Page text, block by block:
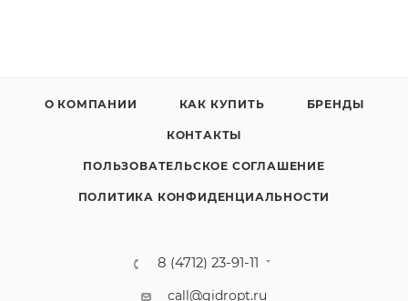
О КОМПАНИИ КАК КУПИТЬ БРЕНДЫ
КОНТАКТЫ
ПОЛЬЗОВАТЕЛЬСКОЕ СОГЛАШЕНИЕ
ПОЛИТИКА КОНФИДЕНЦИАЛЬНОСТИ
8 (4712) 23-91-11
call@gidropt.ru